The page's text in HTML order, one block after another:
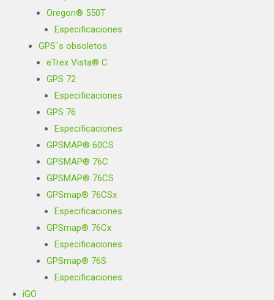
Oregon® 550T
Especificaciones
GPS´s obsoletos
eTrex Vista® C
GPS 72
Especificaciones
GPS 76
Especificaciones
GPSMAP® 60CS
GPSMAP® 76C
GPSMAP® 76CS
GPSmap® 76CSx
Especificaciones
GPSmap® 76Cx
Especificaciones
GPSmap® 76S
Especificaciones
iGO